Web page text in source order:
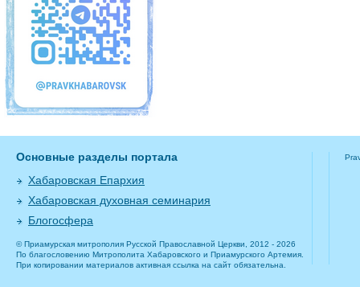
Основные разделы портала
Хабаровская Епархия
Хабаровская духовная семинария
Блогосфера
© Приамурская митрополия Русской Православной Церкви, 2012 - 2026
По благословению Митрополита Хабаровского и Приамурского Артемия.
При копировании материалов активная ссылка на сайт обязательна.